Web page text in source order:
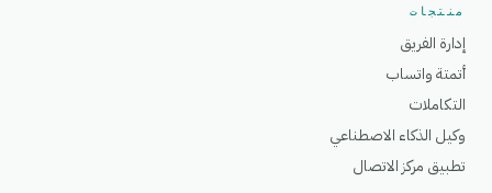
منتجات
إدارة الفريق
أتمتة واتساب
التكاملات
وكيل الذكاء الاصطناعي
تطبيق مركز الاتصال